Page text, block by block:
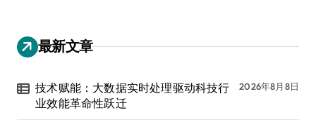
最新文章
技术赋能：大数据实时处理驱动科技行
业效能革命性跃迁
2026年8月8日